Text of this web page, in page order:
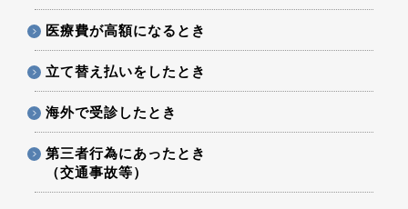
医療費が高額になるとき
立て替え払いをしたとき
海外で受診したとき
第三者行為にあったとき
（交通事故等）